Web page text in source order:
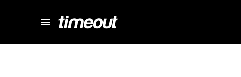
menu close
store
local_shipping